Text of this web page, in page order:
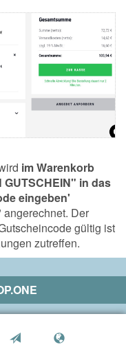
im Warenkorb
in das
eingeben'
Der
gültig ist
zutreffen.